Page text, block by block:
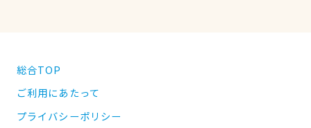
総合TOP
ご利用にあたって
プライバシーポリシー